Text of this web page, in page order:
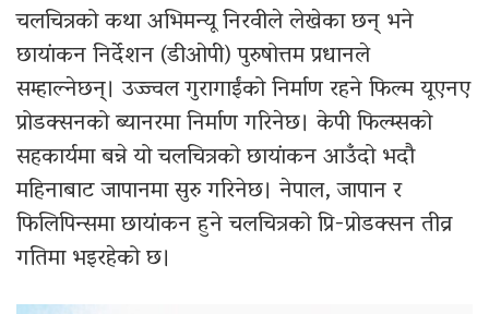
चलचित्रको कथा अभिमन्यू निरवीले लेखेका छन् भने
छायांकन निर्देशन (डीओपी) पुरुषोत्तम प्रधानले
सम्हाल्नेछन्। उज्ज्वल गुरागाईंको निर्माण रहने फिल्म यूएनए
प्रोडक्सनको ब्यानरमा निर्माण गरिनेछ। केपी फिल्म्सको
सहकार्यमा बन्ने यो चलचित्रको छायांकन आउँदो भदौ
महिनाबाट जापानमा सुरु गरिनेछ। नेपाल, जापान र
फिलिपिन्समा छायांकन हुने चलचित्रको प्रि-प्रोडक्सन तीव्र
गतिमा भइरहेको छ।